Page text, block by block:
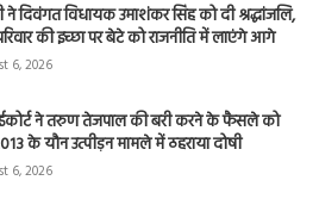
ने दिवंगत विधायक उमाशंकर सिंह को दी श्रद्धांजलि,
की इच्छा पर बेटे को राजनीति में लाएंगे आगे
6, 2026
ने तरुण तेजपाल की बरी करने के फैसले को
के यौन उत्पीड़न मामले में ठहराया दोषी
6, 2026